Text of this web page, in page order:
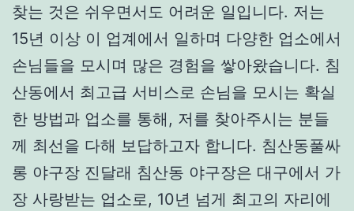
찾는 것은 쉬우면서도 어려운 일입니다. 저는
15년 이상 이 업계에서 일하며 다양한 업소에서
손님들을 모시며 많은 경험을 쌓아왔습니다. 침
산동에서 최고급 서비스로 손님을 모시는 확실
한 방법과 업소를 통해, 저를 찾아주시는 분들
께 최선을 다해 보답하고자 합니다. 침산동풀싸
롱 야구장 진달래 침산동 야구장은 대구에서 가
장 사랑받는 업소로, 10년 넘게 최고의 자리에